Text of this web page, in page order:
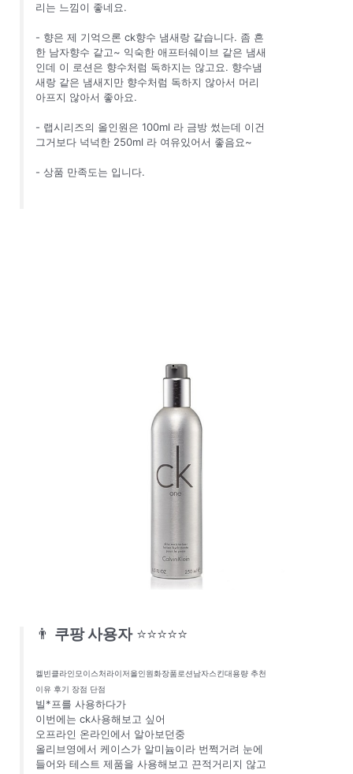
리는 느낌이 좋네요.
- 향은 제 기억으론 ck향수 냄새랑 같습니다. 좀 흔
한 남자향수 같고~ 익숙한 애프터쉐이브 같은 냄새
인데 이 로션은 향수처럼 독하지는 않고요. 향수냄
새랑 같은 냄새지만 향수처럼 독하지 않아서 머리
아프지 않아서 좋아요.
- 랩시리즈의 올인원은 100ml 라 금방 썼는데 이건
그거보다 넉넉한 250ml 라 여유있어서 좋음요~
- 상품 만족도는 입니다.
👨 쿠팡 사용자 ⭐⭐⭐⭐⭐
켈빈클라인모이스처라이저올인원화장품로션남자스킨대용량 추천
이유 후기 장점 단점
빌*프를 사용하다가
이번에는 ck사용해보고 싶어
오프라인 온라인에서 알아보던중
올리브영에서 케이스가 알미늄이라 번쩍거려 눈에
들어와 테스트 제품을 사용해보고 끈적거리지 않고